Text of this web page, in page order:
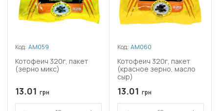
Код: АМ059
Котофеич 320г, пакет
(зерно микс)
13.01 грн
Код: АМ060
Котофеич 320г, пакет
(красное зерно, масло
сыр)
13.01 грн